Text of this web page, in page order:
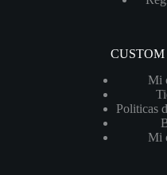
Mi
Politicas
Mi